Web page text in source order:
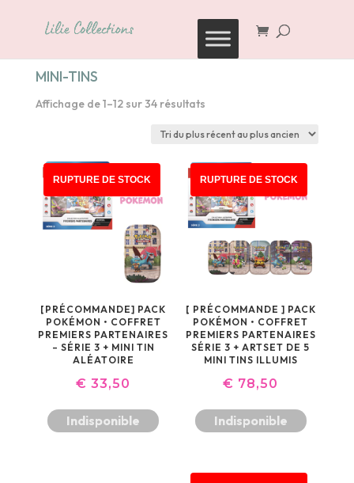
MINI-TINS
Affichage de 1–12 sur 34 résultatsTrié
plus
au
plus
ancien
RUPTURE DE STOCK
[PRÉCOMMANDE] PACK
POKÉMON • COFFRET
PREMIERS PARTENAIRES
– SÉRIE 3 + MINI TIN
ALÉATOIRE
€ 33,50
Indisponible
RUPTURE DE STOCK
[ PRÉCOMMANDE ] PACK
POKÉMON • COFFRET
PREMIERS PARTENAIRES
SÉRIE 3 + ARTSET DE 5
MINI TINS ILLUMIS
€ 78,50
Indisponible